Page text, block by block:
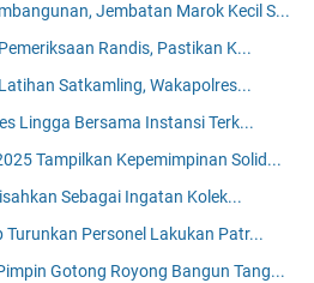
Jembatan Marok Kecil S...
Randis, Pastikan K...
Satkamling, Wakapolres...
Lingga Bersama Instansi Terk...
Tampilkan Kepemimpinan Solid...
Sebagai Ingatan Kolek...
Turunkan Personel Lakukan Patr...
Gotong Royong Bangun Tang...